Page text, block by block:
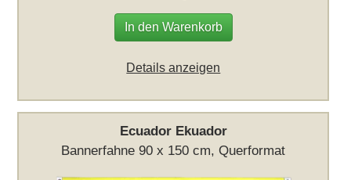
In den Warenkorb
Details anzeigen
Ecuador Ekuador
Bannerfahne 90 x 150 cm, Querformat